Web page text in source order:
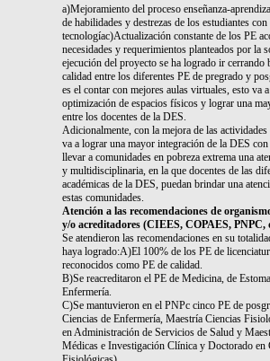
a)Mejoramiento del proceso enseñanza-
de habilidades y destrezas de los estudiantes
tecnologíac)Actualización constante de los PE
necesidades y requerimientos planteados por la
ejecución del proyecto se ha logrado ir cerrando
calidad entre los diferentes PE de pregrado y
es el contar con mejores aulas virtuales, esto va
optimización de espacios físicos y lograr una
entre los docentes de la DES.
Adicionalmente, con la mejora de las
va a lograr una mayor integración de la DES
llevar a comunidades en pobreza extrema una
y multidisciplinaria, en la que docentes de las
académicas de la DES, puedan brindar una
estas comunidades.
Atención a las recomendaciones de
y/o acreditadores (CIEES, COPAES, PNPC,
Se atendieron las recomendaciones en su
haya logrado:A)El 100% de los PE de
reconocidos como PE de calidad.
B)Se reacreditaron el PE de Medicina, de
Enfermería.
C)Se mantuvieron en el PNPc cinco PE de
Ciencias de Enfermería, Maestría Ciencias
en Administración de Servicios de Salud y
Médicas e Investigación Clínica y Doctorado en